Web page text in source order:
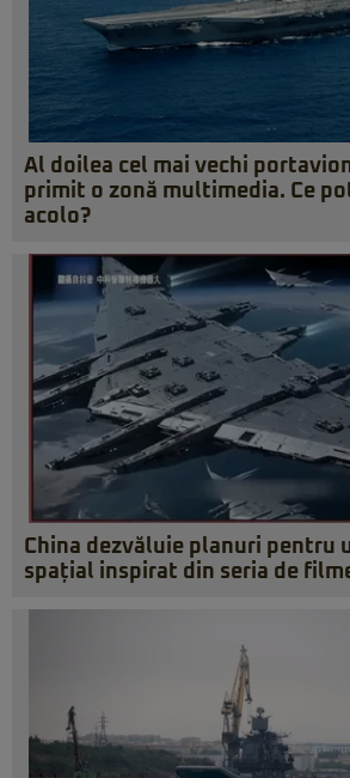
Al doilea cel mai vechi
primit o zonă multimedia. Ce
acolo?
China dezvăluie planuri pentru
spațial inspirat din seria de